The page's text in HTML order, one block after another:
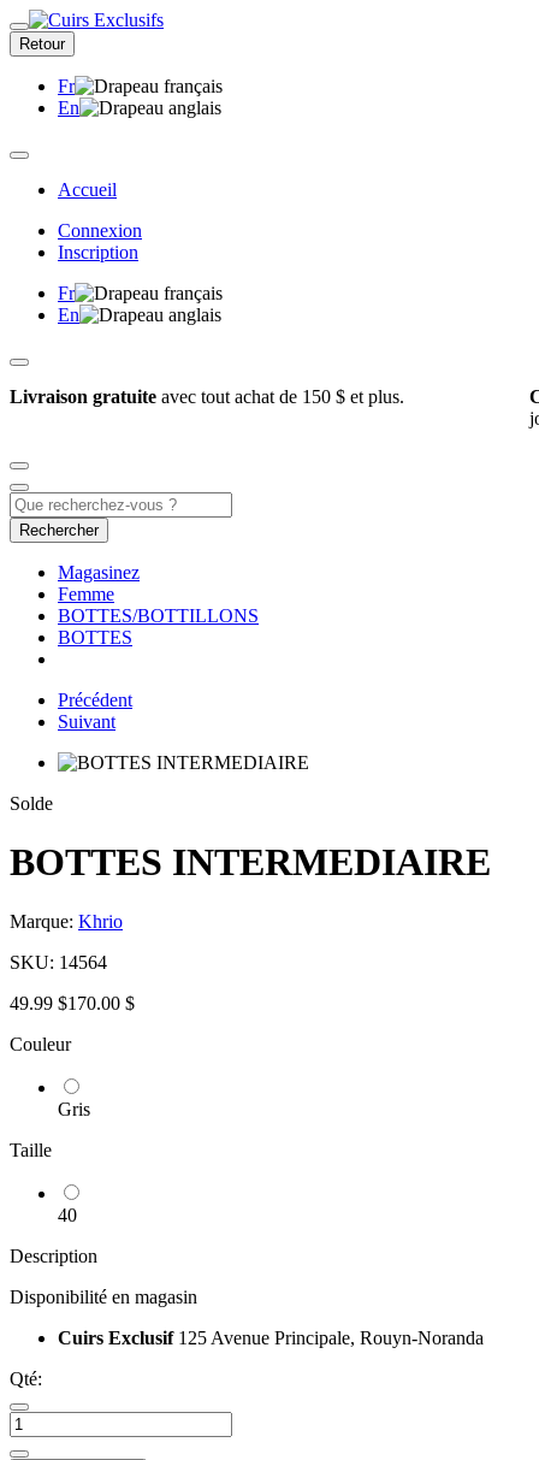
Retour
Fr
En
Accueil
Connexion
Inscription
Fr
En
Livraison gratuite avec tout achat de 150 $ et plus.
Rechercher
Magasinez
Femme
BOTTES/BOTTILLONS
BOTTES
Précédent
Suivant
Solde
BOTTES INTERMEDIAIRE
Marque: Khrio
SKU: 14564
49.99 $170.00 $
Couleur
Gris
Taille
40
Description
Disponibilité en magasin
Cuirs Exclusif 125 Avenue Principale, Rouyn-Noranda
Qté: